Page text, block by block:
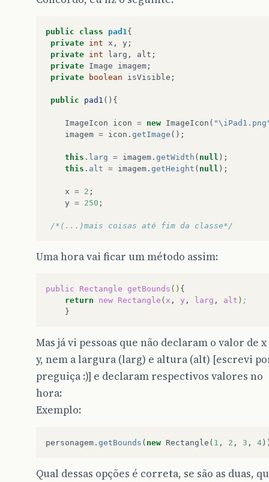
public class pad1{
private int x , y ;
private int larg , alt ;
private Image imagem ;
private
boolean isVisible ;
public pad1 (){
ImageIcon icon = new ImageIcon (
imagem = icon . getImage ();
this . larg = imagem . getWidth ( null );
this . alt = imagem . getHeight ( null );
x = 2 ;
y = 250 ;
/*(...)mais coisas até fim da classe*/
Uma hora vai ficar um método assim:
public Rectangle getBounds ()
return
new Rectangle ( x , y , larg , alt ) ;
Mas já vi pessoas que não declaram o valor de
y, nem a largura (larg) e altura (alt) [escrevi
preguiça :)] e declaram respectivos valores no
hora:
Exemplo:
personagem . getBounds ( new Rectangle ( 1 , 2 , 3 , 4
Qual dessas opções é correta, se são as duas,